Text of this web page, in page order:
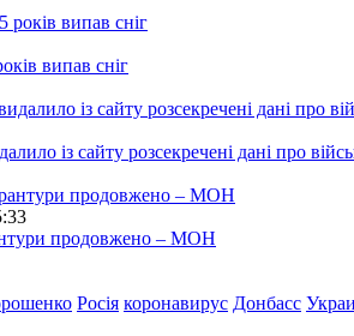
випав сніг
із сайту розсекречені дані про
продовжено – МОН
Росія коронавирус Донбасс